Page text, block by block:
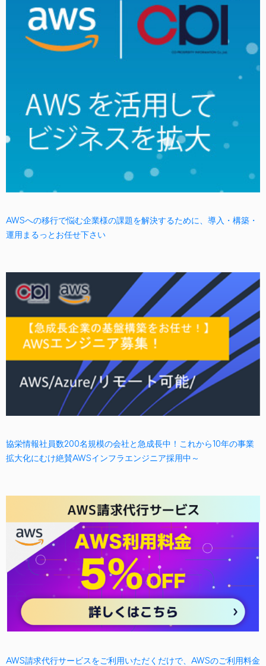
AWSへの移行で悩む企業様の課題を解決するために、導入・構築・
運用まるっとお任せ下さい
協栄情報社員数200名規模の会社と急成長中！これから10年の事業
拡大化にむけ絶賛AWSインフラエンジニア採用中～
AWS請求代行サービスをご利用いただくだけで、AWSのご利用料金